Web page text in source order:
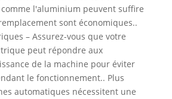
l'aluminium peuvent suffire
sont économiques..
– Assurez-vous que votre
peut répondre aux
de la machine pour éviter
le fonctionnement.. Plus
automatiques nécessitent une